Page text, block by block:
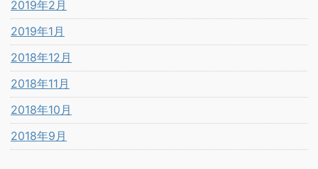
2019年2月
2019年1月
2018年12月
2018年11月
2018年10月
2018年9月